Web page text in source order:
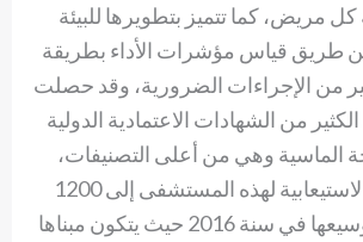
مريض، كما تتميز بتطويرها للبيئة
طريق قياس مؤشرات الأداء بطريقة
من الإجراءات الضرورية، وقد حصلت
من الشهادات الاعتمادية الدولية
الماسية وهي من أعلى التصنيفات،
ووصلت الطاقة الاستيعابية لهذه المستشفى إلى 1200
سرير بعدما تم توسيعها في سنة 2016 حيث يتكون مبناها